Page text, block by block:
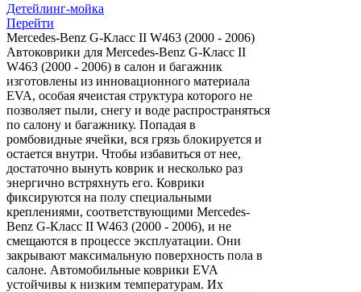
Детейлинг-мойка
Перейти
Mercedes-Benz G-Класс II W463 (2000 - 2006)
Автоковрики для Mercedes-Benz G-Класс II
W463 (2000 - 2006) в салон и багажник
изготовлены из инновационного материала
EVA, особая ячеистая структура которого не
позволяет пыли, снегу и воде распространяться
по салону и багажнику. Попадая в
ромбовидные ячейки, вся грязь блокируется и
остается внутри. Чтобы избавиться от нее,
достаточно вынуть коврик и несколько раз
энергично встряхнуть его. Коврики
фиксируются на полу специальными
креплениями, соответствующими Mercedes-
Benz G-Класс II W463 (2000 - 2006), и не
смещаются в процессе эксплуатации. Они
закрывают максимальную поверхность пола в
салоне. Автомобильные коврики EVA
устойчивы к низким температурам. Их